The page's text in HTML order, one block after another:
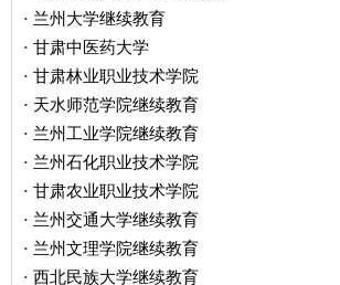
· 兰州大学继续教育
· 甘肃中医药大学
· 甘肃林业职业技术学院
· 天水师范学院继续教育
· 兰州工业学院继续教育
· 兰州石化职业技术学院
· 甘肃农业职业技术学院
· 兰州交通大学继续教育
· 兰州文理学院继续教育
· 西北民族大学继续教育